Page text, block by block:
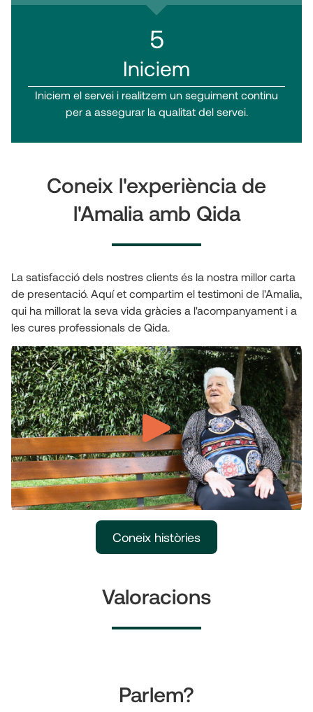
5
Iniciem
Iniciem el servei i realitzem un seguiment continu
per a assegurar la qualitat del servei.
Coneix l'experiència de
l'Amalia amb Qida
La satisfacció dels nostres clients és la nostra millor carta
de presentació. Aquí et compartim el testimoni de l'Amalia,
qui ha millorat la seva vida gràcies a l'acompanyament i a
les cures professionals de Qida.
Coneix històries
Valoracions
Parlem?